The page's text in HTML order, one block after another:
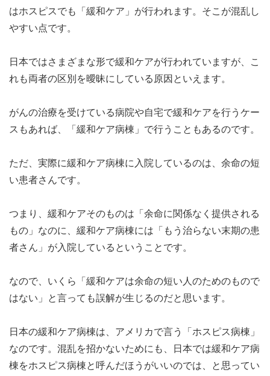
はホスピスでも「緩和ケア」が行われます。そこが混乱し
やすい点です。
日本ではさまざまな形で緩和ケアが行われていますが、こ
れも両者の区別を曖昧にしている原因といえます。
がんの治療を受けている病院や自宅で緩和ケアを行うケー
スもあれば、「緩和ケア病棟」で行うこともあるのです。
ただ、実際に緩和ケア病棟に入院しているのは、余命の短
い患者さんです。
つまり、緩和ケアそのものは「余命に関係なく提供される
もの」なのに、緩和ケア病棟には「もう治らない末期の患
者さん」が入院しているということです。
なので、いくら「緩和ケアは余命の短い人のためのもので
はない」と言っても誤解が生じるのだと思います。
日本の緩和ケア病棟は、アメリカで言う「ホスピス病棟」
なのです。混乱を招かないためにも、日本では緩和ケア病
棟をホスピス病棟と呼んだほうがいいのでは、と思ってい